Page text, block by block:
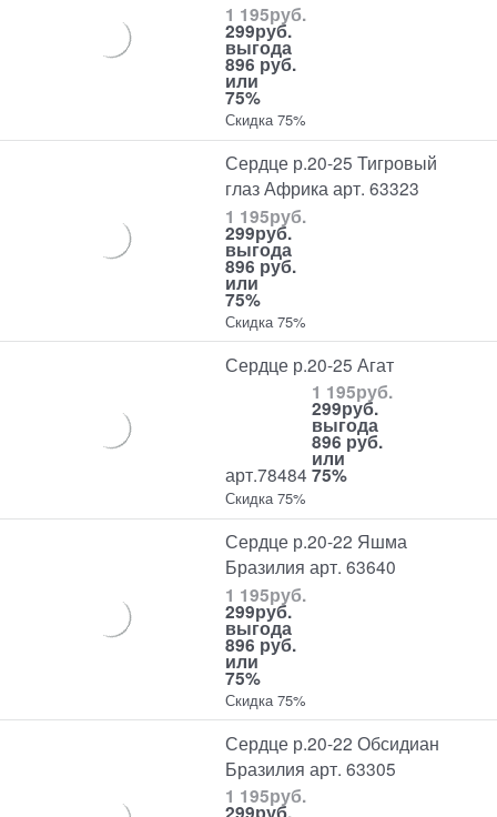
1 195руб.
299руб.
выгода
896 руб.
или
75%
Скидка 75%
Сердце р.20-25 Тигровый
глаз Африка арт. 63323
1 195руб.
299руб.
выгода
896 руб.
или
75%
Скидка 75%
Сердце р.20-25 Агат
арт.78484
1 195руб.
299руб.
выгода
896 руб.
или
75%
Скидка 75%
Сердце р.20-22 Яшма
Бразилия арт. 63640
1 195руб.
299руб.
выгода
896 руб.
или
75%
Скидка 75%
Сердце р.20-22 Обсидиан
Бразилия арт. 63305
1 195руб.